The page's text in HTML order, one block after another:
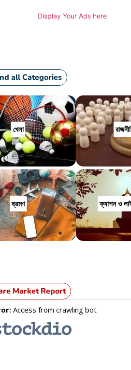
Display Your Ads here
all Categories
খেলা
ভ্রমণ ফ্যাশন ও
Market Report